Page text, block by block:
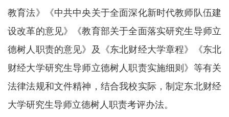
教育法》《中共中央关于全面深化新时代教师队伍建
设改革的意见》《教育部关于全面落实研究生导师立
德树人职责的意见》及《东北财经大学章程》《东北
财经大学研究生导师立德树人职责实施细则》等有关
法律法规和文件精神，结合我校实际，制定东北财经
大学研究生导师立德树人职责考评办法。